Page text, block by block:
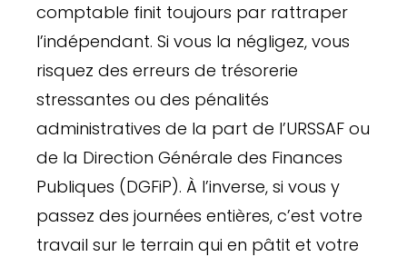
comptable finit toujours par rattraper
l’indépendant. Si vous la négligez, vous
risquez des erreurs de trésorerie
stressantes ou des pénalités
administratives de la part de l’URSSAF ou
de la Direction Générale des Finances
Publiques (DGFiP). À l’inverse, si vous y
passez des journées entières, c’est votre
travail sur le terrain qui en pâtit et votre